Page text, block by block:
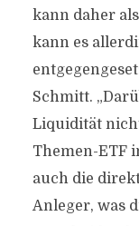
kann daher
kann es
Schmitt.
Liquidität
Themen-ETF
auch die
Anleger, was